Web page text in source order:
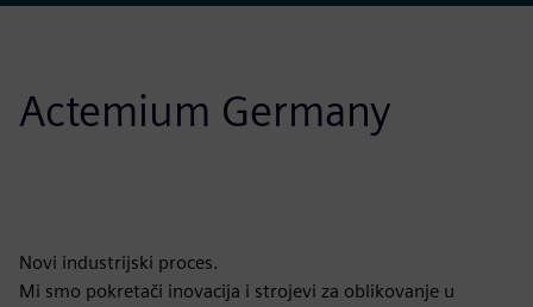
Actemium Germany
Novi industrijski proces.
Mi smo pokretači inovacija i strojevi za oblikovanje u